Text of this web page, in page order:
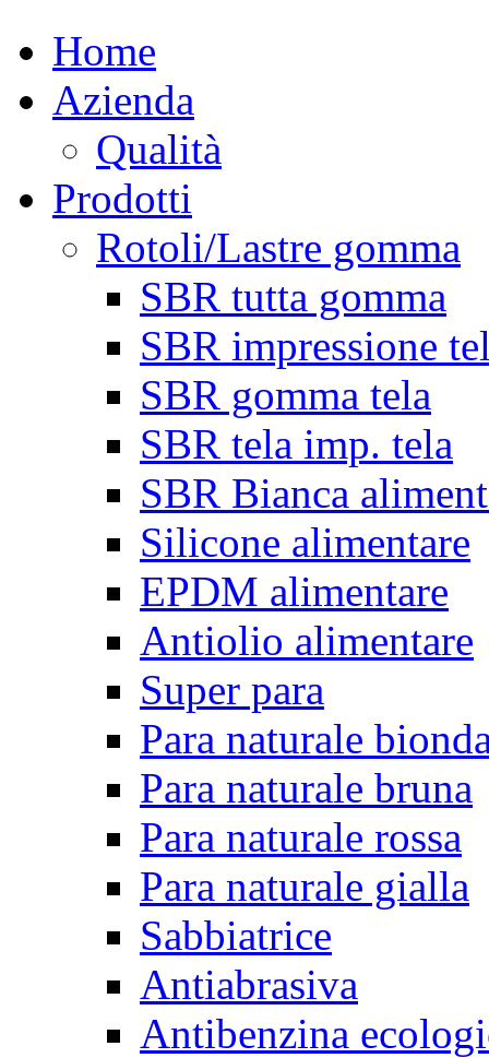
Home
Azienda
Qualità
Prodotti
Rotoli/Lastre gomma
SBR tutta gomma
SBR impressione
SBR gomma tela
SBR tela imp. tela
SBR Bianca
Silicone alimentare
EPDM alimentare
Antiolio alimentare
Super para
Para naturale
Para naturale bruna
Para naturale rossa
Para naturale gialla
Sabbiatrice
Antiabrasiva
Antibenzina